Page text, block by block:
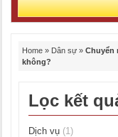
Home » Dân sự » Chuyển
không?
Lọc kết
Dịch vụ (1)